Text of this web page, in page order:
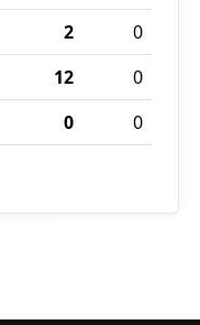
2
0
12
0
0 0